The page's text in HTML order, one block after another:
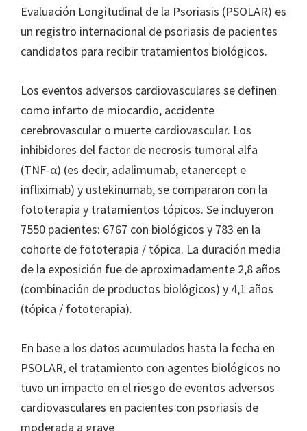
Evaluación Longitudinal de la Psoriasis (PSOLAR) es
un registro internacional de psoriasis de pacientes
candidatos para recibir tratamientos biológicos.
Los eventos adversos cardiovasculares se definen
como infarto de miocardio, accidente
cerebrovascular o muerte cardiovascular. Los
inhibidores del factor de necrosis tumoral alfa
(TNF-α) (es decir, adalimumab, etanercept e
infliximab) y ustekinumab, se compararon con la
fototerapia y tratamientos tópicos. Se incluyeron
7550 pacientes: 6767 con biológicos y 783 en la
cohorte de fototerapia / tópica. La duración media
de la exposición fue de aproximadamente 2,8 años
(combinación de productos biológicos) y 4,1 años
(tópica / fototerapia).
En base a los datos acumulados hasta la fecha en
PSOLAR, el tratamiento con agentes biológicos no
tuvo un impacto en el riesgo de eventos adversos
cardiovasculares en pacientes con psoriasis de
moderada a grave